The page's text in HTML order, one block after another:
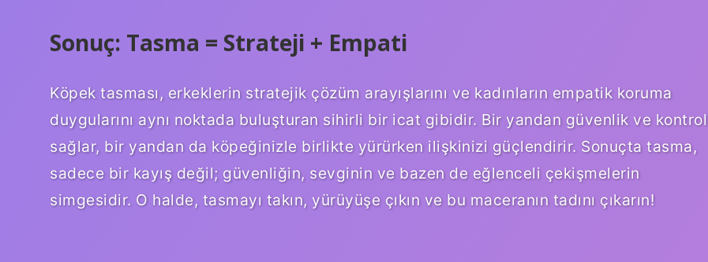
Sonuç: Tasma = Strateji + Empati
Köpek tasması, erkeklerin stratejik çözüm arayışlarını ve kadınların empatik koruma
duygularını aynı noktada buluşturan sihirli bir icat gibidir. Bir yandan güvenlik ve kontrol
sağlar, bir yandan da köpeğinizle birlikte yürürken ilişkinizi güçlendirir. Sonuçta tasma,
sadece bir kayış değil; güvenliğin, sevginin ve bazen de eğlenceli çekişmelerin
simgesidir. O halde, tasmayı takın, yürüyüşe çıkın ve bu maceranın tadını çıkarın!